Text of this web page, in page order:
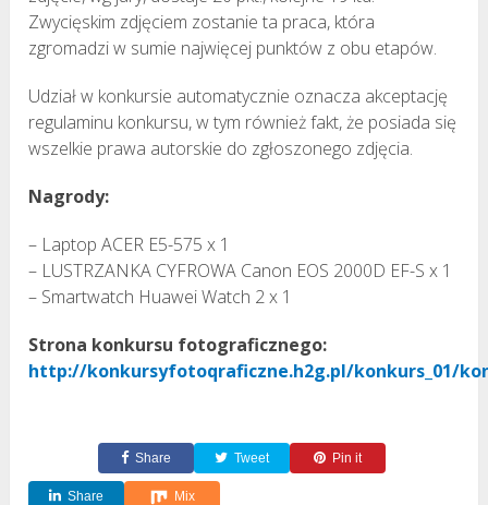
Zwycięskim zdjęciem zostanie ta praca, która
zgromadzi w sumie najwięcej punktów z obu etapów.
Udział w konkursie automatycznie oznacza akceptację
regulaminu konkursu, w tym również fakt, że posiada się
wszelkie prawa autorskie do zgłoszonego zdjęcia.
Nagrody:
– Laptop ACER E5-575 x 1
– LUSTRZANKA CYFROWA Canon EOS 2000D EF-S x 1
– Smartwatch Huawei Watch 2 x 1
Strona konkursu fotograficznego:
http://konkursyfotoqraficzne.h2g.pl/konkurs_01/
Share Tweet Pin it
Share Mix